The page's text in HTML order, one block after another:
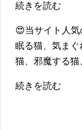
続きを読む
😍当サイト人
眠る猫、気ま
猫、邪魔する
続きを読む